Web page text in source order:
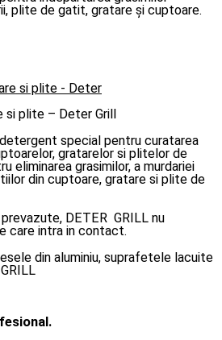
plite de gatit, gratare și cuptoare.
plite – Deter Grill
special pentru curatarea
gratarelor si plitelor de
eliminarea grasimilor, a murdariei
din cuptoare, gratare si plite de
DETER GRILL nu
care intra in contact.
din aluminiu, suprafetele lacuite